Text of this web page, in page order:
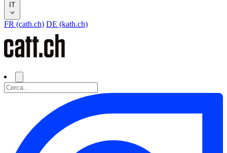
IT
FR (cath.ch) DE (kath.ch)